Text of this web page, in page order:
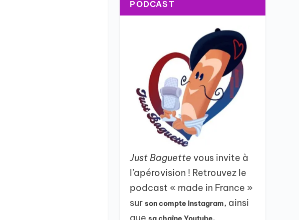
PODCAST
Just Baguettevous invite à
l’apérovision ! Retrouvez le
podcast « made in France »
surson compte Instagram, ainsi